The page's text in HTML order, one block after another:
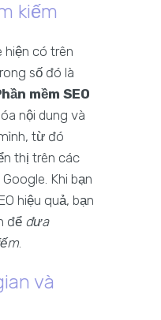
kiếm
hiện có trên
số đó là
mềm SEO
nội dung và
từ đó
thị trên các
Khi bạn
hiệu quả, bạn
để đưa
.
và